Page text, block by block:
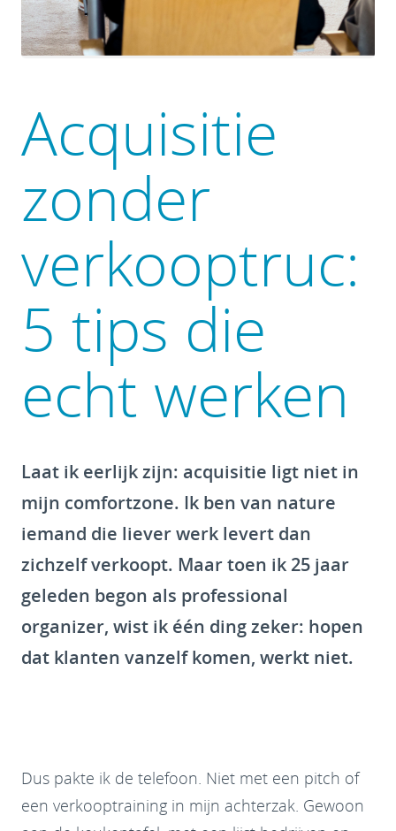
Acquisitie
zonder
verkooptruc:
5 tips die
echt werken
Laat ik eerlijk zijn: acquisitie ligt niet in
mijn comfortzone. Ik ben van nature
iemand die liever werk levert dan
zichzelf verkoopt. Maar toen ik 25 jaar
geleden begon als professional
organizer, wist ik één ding zeker: hopen
dat klanten vanzelf komen, werkt niet.
Dus pakte ik de telefoon. Niet met een pitch of
een verkooptraining in mijn achterzak. Gewoon